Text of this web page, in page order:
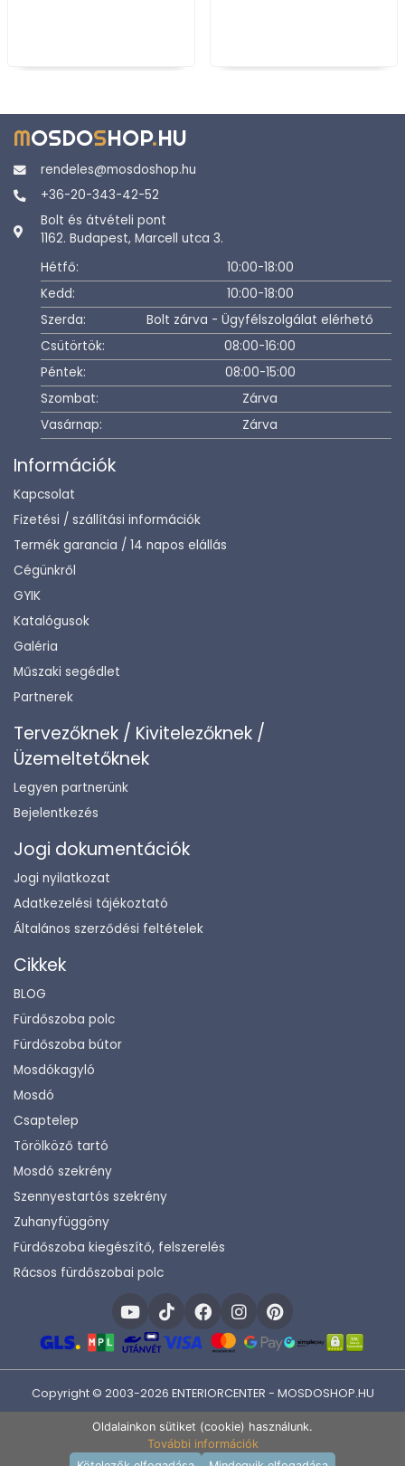
Kosárba rakom
MOSDOSHOP.HU
rendeles@mosdoshop.hu
+36-20-343-42-52
Bolt és átvételi pont
1162. Budapest, Marcell utca 3.
Hétfő:
10:00-18:00
Kedd:
10:00-18:00
Szerda:
Bolt zárva - Ügyfélszolgálat elérhető
Csütörtök:
08:00-16:00
Péntek:
08:00-15:00
Szombat:
Zárva
Vasárnap:
Zárva
Információk
Kapcsolat
Fizetési / szállítási információk
Termék garancia / 14 napos elállás
Cégünkről
GYIK
Katalógusok
Galéria
Műszaki segédlet
Partnerek
Tervezőknek / Kivitelezőknek /
Üzemeltetőknek
Legyen partnerünk
Bejelentkezés
Jogi dokumentációk
Jogi nyilatkozat
Adatkezelési tájékoztató
Általános szerződési feltételek
Cikkek
BLOG
Fürdőszoba polc
Fürdőszoba bútor
Mosdókagyló
Mosdó
Csaptelep
Törölköző tartó
Mosdó szekrény
Szennyestartós szekrény
Zuhanyfüggöny
Fürdőszoba kiegészítő, felszerelés
Rácsos fürdőszobai polc
Copyright © 2003-2026 ENTERIORCENTER - MOSDOSHOP.HU
Oldalainkon sütiket (cookie) használunk.
További információk